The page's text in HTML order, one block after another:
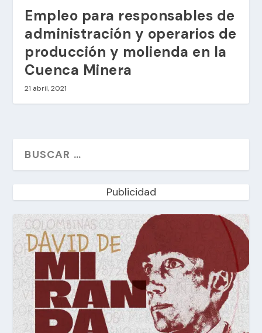
Empleo para responsables de
administración y operarios de
producción y molienda en la
Cuenca Minera
21 abril, 2021
Publicidad